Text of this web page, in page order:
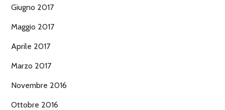
Giugno 2017
Maggio 2017
Aprile 2017
Marzo 2017
Novembre 2016
Ottobre 2016